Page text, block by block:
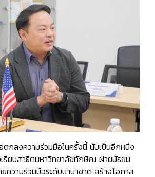
กลงความร่วมมือในครั้งนี้ นับเป็นอีกหนึ่ง
รียนสาธิตมหาวิทยาลัยทักษิณ ฝ่ายมัธยม
ยความร่วมมือระดับนานาชาติ สร้างโอกาส